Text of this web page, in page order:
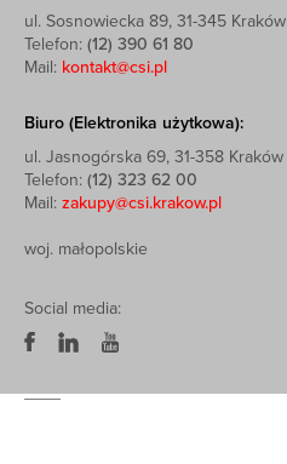
ul. Sosnowiecka 89, 31-345 Kraków
Telefon: (12) 390 61 80
Mail: kontakt@csi.pl
Biuro (Elektronika użytkowa):
ul. Jasnogórska 69, 31-358 Kraków
Telefon: (12) 323 62 00
Mail: zakupy@csi.krakow.pl
woj. małopolskie
Social media: